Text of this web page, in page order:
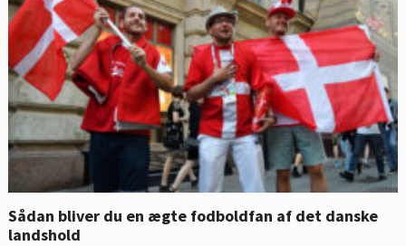
Sådan bliver du en ægte fodboldfan af det danske
landshold